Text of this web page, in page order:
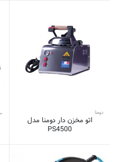
دومنا
اتو مخزن دار دومنا مدل
PS4500